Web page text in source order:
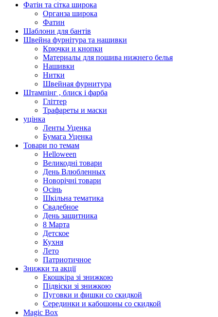
Фатін та сітка широка
Органза широка
Фатин
Шаблони для бантів
Швейна фурнітура та нашивки
Крючки и кнопки
Материалы для пошива нижнего белья
Нашивки
Нитки
Швейная фурнитура
Штампінг , блиск і фарба
Гліттер
Трафареты и маски
уцінка
Ленты Уценка
Бумага Уценка
Товари по темам
Helloween
Великодні товари
День Влюбленных
Новорічні товари
Осінь
Шкільна тематика
Свадебное
День защитника
8 Марта
Детское
Кухня
Лето
Патриотичное
Знижки та акції
Екошкіра зі знижкою
Підвіски зі знижкою
Пуговки и фишки со скидкой
Серединки и кабошоны со скидкой
Magic Box